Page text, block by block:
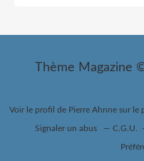
Thème Magazine
Voir le profil de Pierre Ahnnesur le
Signaler un abus C.G.U.